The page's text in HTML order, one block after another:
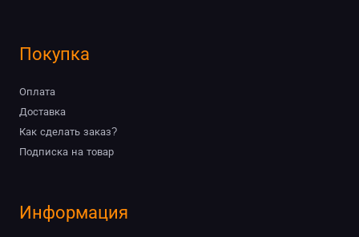
Покупка
Оплата
Доставка
Как сделать заказ?
Подписка на товар
Информация